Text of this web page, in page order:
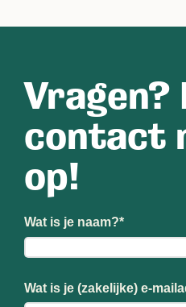
Vragen?
contact
op!
Wat is je naam?*
Wat is je (zakelijke) e-